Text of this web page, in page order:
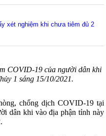
xét nghiệm khi chưa tiêm đủ 2
COVID-19 của người dân khi
1 sáng 15/10/2021.
chống dịch COVID-19 tại
dân khi vào địa phận tỉnh này